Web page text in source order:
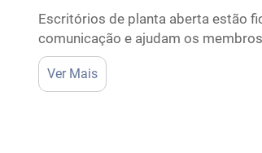
Escritórios de planta aberta estão
comunicação e ajudam os
ambientes podem ficar tão
cabines acústicas para escritórios
Ver Mais